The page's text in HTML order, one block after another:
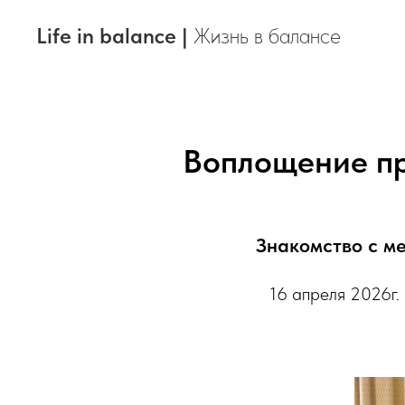
Life in balance | Жизнь в балансе
Воплощение
Знакомство с
16 апреля